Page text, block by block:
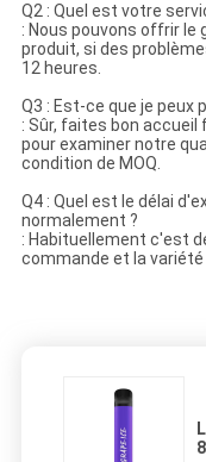
Q2 : Quel est votre
: Nous pouvons offrir le
produit, si des
12 heures.
Q3 : Est-ce que je peux
: Sûr, faites bon
pour examiner notre
condition de MOQ.
Q4 : Quel est le délai
normalement ?
: Habituellement c'est
commande et la variété